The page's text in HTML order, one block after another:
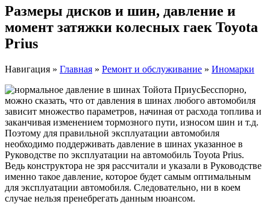
Размеры дисков и шин, давление и
момент затяжки колесных гаек Toyota
Prius
Навигация » Главная » Ремонт и обслуживание » Иномарки
Бесспорно,
можно сказать, что от давления в шинах любого автомобиля
зависит множество параметров, начиная от расхода топлива и
заканчивая изменением тормозного пути, износом шин и т.д.
Поэтому для правильной эксплуатации автомобиля
необходимо поддерживать давление в шинах указанное в
Руководстве по эксплуатации на автомобиль Toyota Prius.
Ведь конструктора не зря рассчитали и указали в Руководстве
именно такое давление, которое будет самым оптимальным
для эксплуатации автомобиля. Следовательно, ни в коем
случае нельзя пренебрегать данным нюансом.